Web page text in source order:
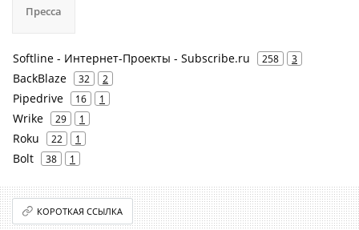
Пресса
Softline - Интернет-Проекты - Subscribe.ru 258 3
BackBlaze 32 2
Pipedrive 16 1
Wrike 29 1
Roku 22 1
Bolt 38 1
КОРОТКАЯ ССЫЛКА